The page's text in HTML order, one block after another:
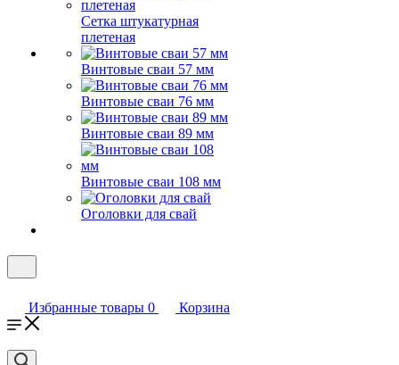
Сетка штукатурная
плетеная
Винтовые сваи 57 мм
Винтовые сваи 76 мм
Винтовые сваи 89 мм
Винтовые сваи 108 мм
Оголовки для свай
Избранные товары 0 Корзина